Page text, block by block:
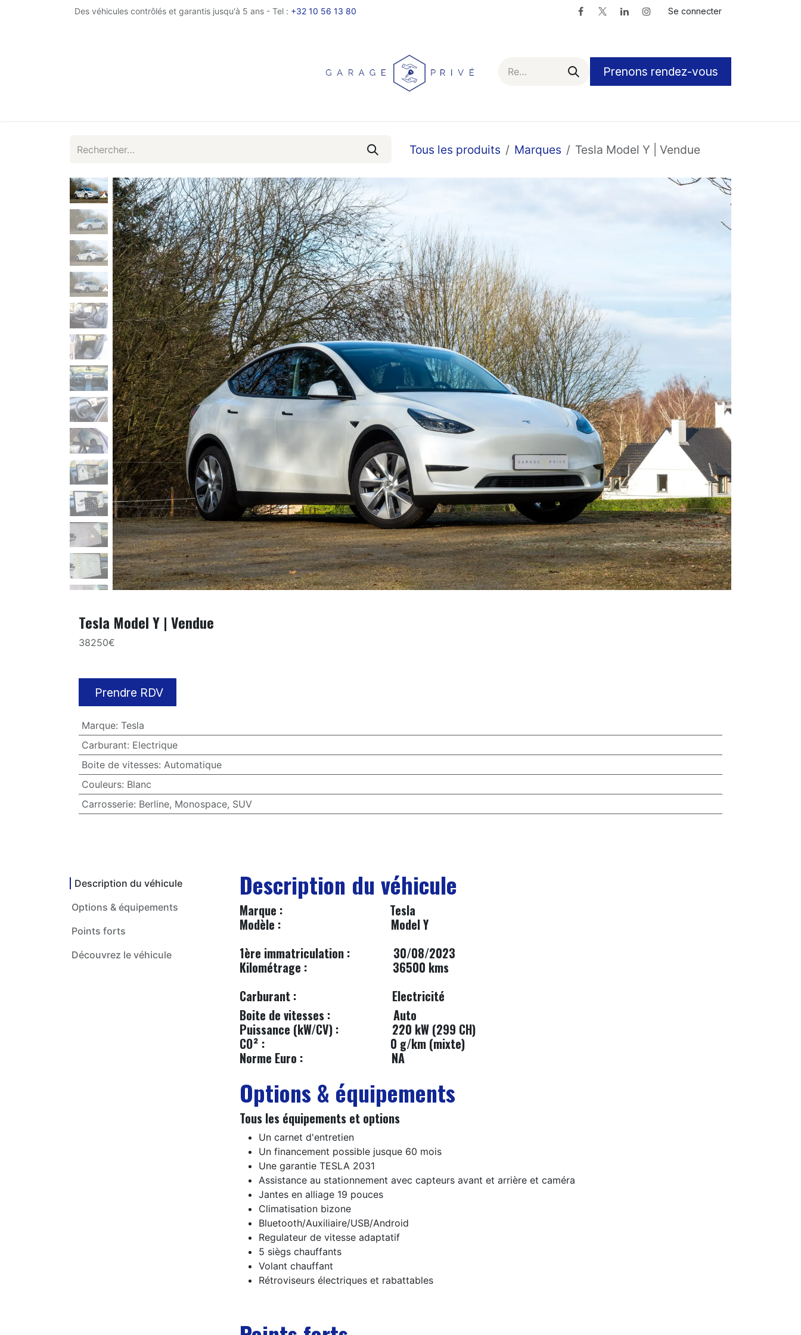
Se rendre au contenuDes véhicules contrôlés et garantis jusqu'à 5 ans - Tel : +32 10 56 13 80 Se connecter
Prenons rendez-vous
Tous les produits Marques Tesla Model Y | Vendue
Tesla Model Y | Vendue
38250€
Prendre RDV
Marque: Tesla
Carburant: Electrique
Boite de vitesses: Automatique
Couleurs: Blanc
Carrosserie: Berline, Monospace, SUV
Description du véhicule
Options & équipements
Points forts
Découvrez le véhicule
Description du véhicule
​Marque : Tesla
Modèle :
Model Y
1ère immatriculation :
30/08/2023
Kilométrage :
36500 kms
Carburant :
​​Electricité​
Boite de vitesses :
​Auto
Puissance (kW/CV) :
220 kW (299 CH)
CO² :
0 g/km (mixte)
Norme Euro :
NA
Options & équipements
Tous les équipements et options
Un carnet d'entretien
Un financement possible jusque 60 mois
Une garantie TESLA 2031
Assistance au stationnement avec capteurs avant et arrière et caméra
Jantes en alliage 19 pouces
Climatisation bizone
Bluetooth/Auxiliaire/USB/Android
Regulateur de vitesse adaptatif
5 siègs chauffants
Volant chauffant
Rétroviseurs électriques et rabattables